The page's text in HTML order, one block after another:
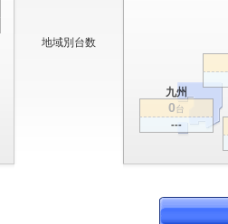
地域別台数
九州
0台
---